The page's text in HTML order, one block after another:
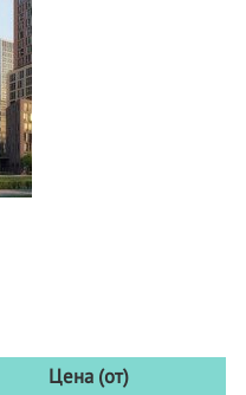
Цена (от)